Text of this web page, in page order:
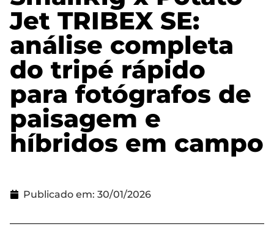
Jet TRIBEX SE:
análise completa
do tripé rápido
para fotógrafos de
paisagem e
híbridos em campo
Publicado em: 30/01/2026